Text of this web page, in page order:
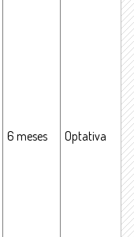
6 meses Optativa